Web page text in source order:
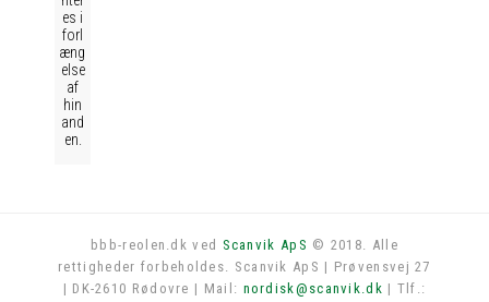
es i
forl
æng
else
af
hin
and
en.
bbb-reolen.dk ved Scanvik ApS © 2018. Alle
rettigheder forbeholdes. Scanvik ApS | Prøvensvej 27
| DK-2610 Rødovre | Mail: nordisk@scanvik.dk | Tlf.: